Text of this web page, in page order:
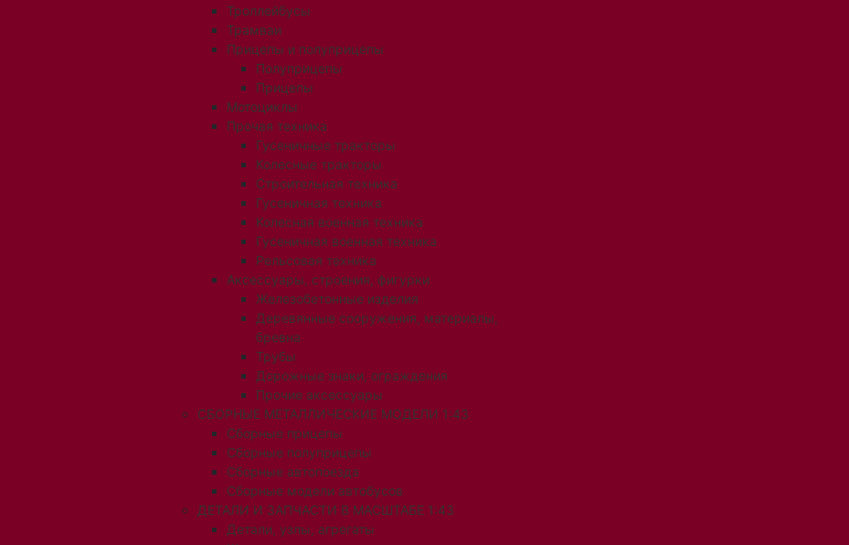
Троллейбусы
Трамваи
Прицепы и полуприцепы
Полуприцепы
Прицепы
Мотоциклы
Прочая техника
Гусеничные тракторы
Колесные тракторы
Строительная техника
Гусеничная техника
Колесная военная техника
Гусеничная военная техника
Рельсовая техника
Аксессуары, строения, фигурки
Железобетонные изделия
Деревянные сооружения, материалы,
бревна
Трубы
Дорожные знаки, ограждения
Прочие аксессуары
СБОРНЫЕ МЕТАЛЛИЧЕСКИЕ МОДЕЛИ 1:43
Сборные прицепы
Сборные полуприцепы
Сборные автопоезда
Сборные модели автобусов
ДЕТАЛИ И ЗАПЧАСТИ В МАСШТАБЕ 1:43
Детали, узлы, агрегаты